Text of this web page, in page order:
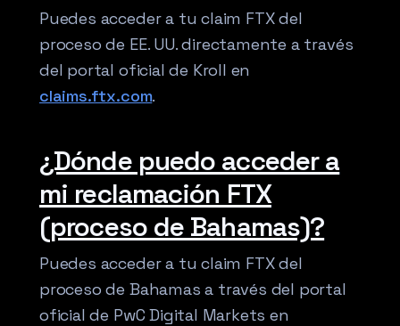
Puedes acceder a tu claim FTX del
proceso de EE. UU. directamente a través
del portal oficial de Kroll en
claims.ftx.com.
¿Dónde puedo acceder a
mi reclamación FTX
(proceso de Bahamas)?
Puedes acceder a tu claim FTX del
proceso de Bahamas a través del portal
oficial de PwC Digital Markets en